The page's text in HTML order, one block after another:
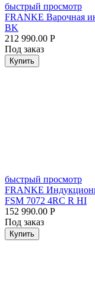
быстрый просмотр
FRANKE Варочная
BK
212 990.00 Р
Под заказ
Купить
быстрый просмотр
FRANKE
FSM 7072 4RC R HI
152 990.00 Р
Под заказ
Купить